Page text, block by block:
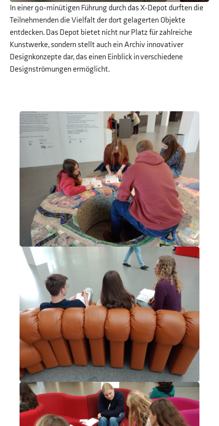
In einer 90-minütigen Führung durch das X-Depot durften die
Teilnehmenden die Vielfalt der dort gelagerten Objekte
entdecken. Das Depot bietet nicht nur Platz für zahlreiche
Kunstwerke, sondern stellt auch ein Archiv innovativer
Designkonzepte dar, das einen Einblick in verschiedene
Designströmungen ermöglicht.